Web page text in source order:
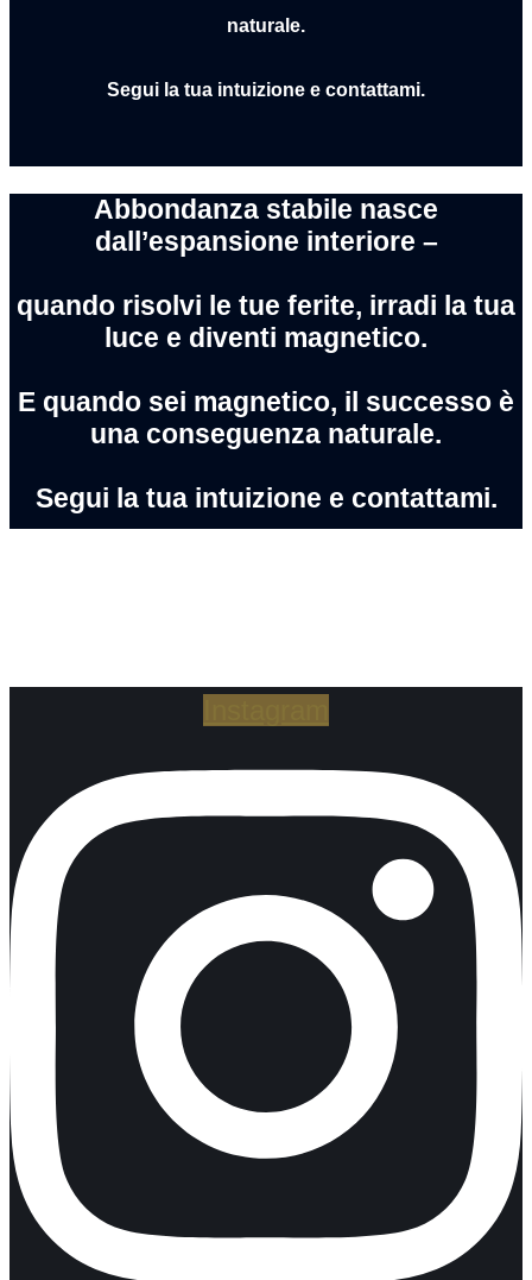
naturale.
Segui la tua intuizione e contattami.
Abbondanza stabile nasce
dall’espansione interiore –
quando risolvi le tue ferite, irradi la tua
luce e diventi magnetico.
E quando sei magnetico, il successo è
una conseguenza naturale.
Segui la tua intuizione e contattami.